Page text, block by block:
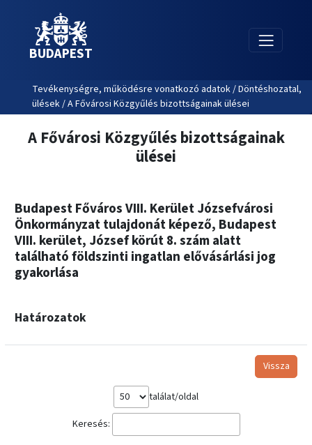
BUDAPEST
Tevékenységre, működésre vonatkozó adatok / Döntéshozatal,
ülések / A Fővárosi Közgyűlés bizottságainak ülései
A Fővárosi Közgyűlés bizottságainak
ülései
Budapest Főváros VIII. Kerület Józsefvárosi
Önkormányzat tulajdonát képező, Budapest
VIII. kerület, József körút 8. szám alatt
található földszinti ingatlan elővásárlási jog
gyakorlása
Határozatok
Vissza
találat/oldal
Keresés: